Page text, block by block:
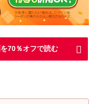
70％オフで読む